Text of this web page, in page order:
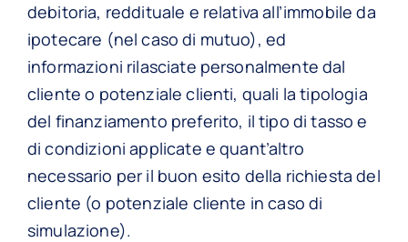
debitoria, reddituale e relativa all’immobile da
ipotecare (nel caso di mutuo), ed
informazioni rilasciate personalmente dal
cliente o potenziale clienti, quali la tipologia
del finanziamento preferito, il tipo di tasso e
di condizioni applicate e quant’altro
necessario per il buon esito della richiesta del
cliente (o potenziale cliente in caso di
simulazione).